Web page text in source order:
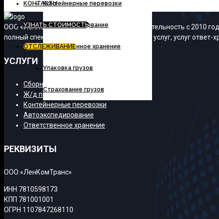
Контейнерные перевозки
Автоэкспедирование
Ответственное хранение
Упаковка грузов
Страхование грузов
КОНТАКТЫ
УЗНАТЬ СТОИМОСТЬ
ОТСЛЕЖИВАНИЕ
ООО «ЛенКомТранс» осуществляет свою деятельность с 2010
полный спектр транспортно-экспедиционных услуг, услуг ответ-
УСЛУГИ
Сборные грузы
Ж/д перевозки
Контейнерные перевозки
Автоэкспедирование
Ответственное хранение
РЕКВИЗИТЫ
ООО «ЛенКомТранс»
ИНН 7810598173
КПП 781001001
ОГРН 1107847268110